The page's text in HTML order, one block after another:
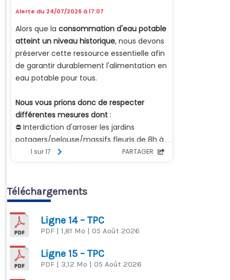
Téléchargements
Ligne 14 – TPC
PDF | 1,81 Mo | 05 Août 2026
Ligne 15 – TPC
PDF | 3,12 Mo | 05 Août 2026